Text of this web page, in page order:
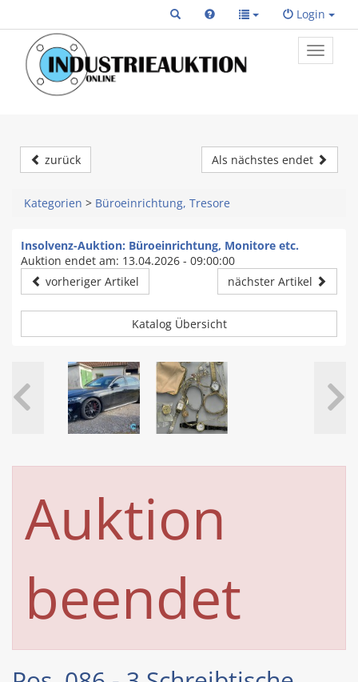
Login
Toggle
primary
zurück Als nächstes endet
Kategorien > Büroeinrichtung, Tresore
Insolvenz-Auktion: Büroeinrichtung, Monitore etc.
Auktion endet am: 13.04.2026 - 09:00:00
vorheriger Artikel
nächster Artikel
Katalog Übersicht
Auktion
beendet